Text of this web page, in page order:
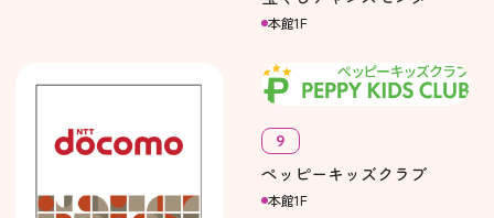
本館1F
9
ペッピーキッズクラブ
本館1F